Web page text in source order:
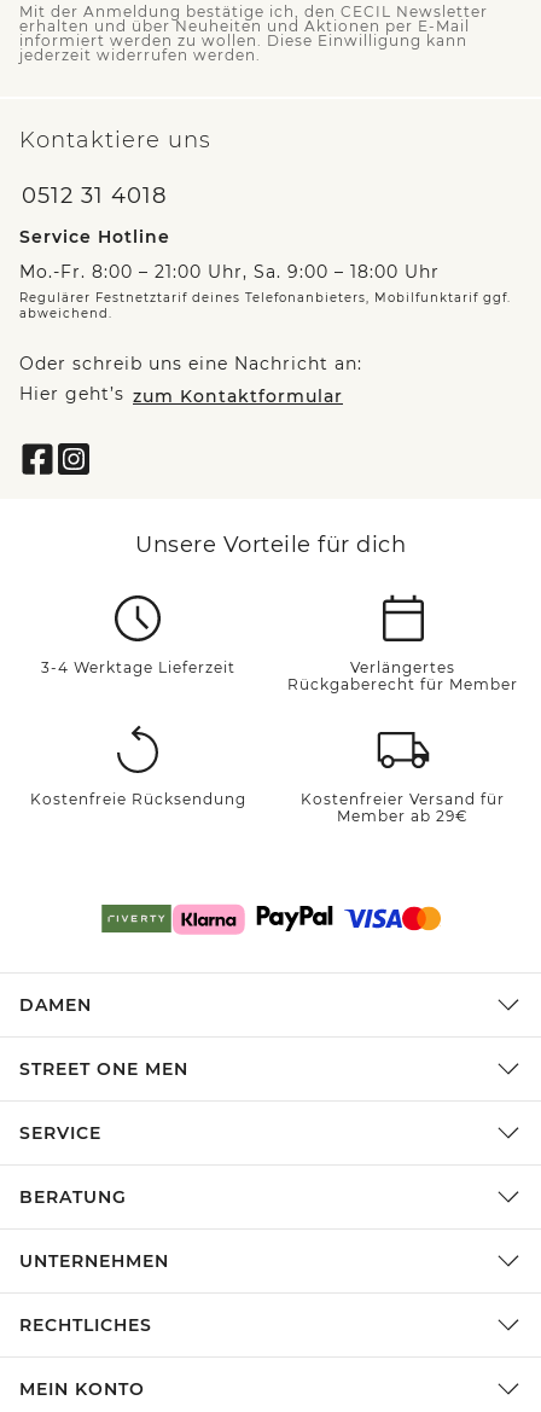
Mit der Anmeldung bestätige ich, den CECIL Newsletter
erhalten und über Neuheiten und Aktionen per E-Mail
informiert werden zu wollen. Diese Einwilligung kann
jederzeit widerrufen werden.
Kontaktiere uns
0512 31 4018
Service Hotline
Mo.-Fr. 8:00 – 21:00 Uhr, Sa. 9:00 – 18:00 Uhr
Regulärer Festnetztarif deines Telefonanbieters, Mobilfunktarif ggf.
abweichend.
Oder schreib uns eine Nachricht an:
Hier geht’s zum Kontaktformular
Unsere Vorteile für dich
3-4 Werktage Lieferzeit
Verlängertes
Rückgaberecht für Member
Kostenfreie Rücksendung
Kostenfreier Versand für
Member ab 29€
DAMEN
STREET ONE MEN
SERVICE
BERATUNG
UNTERNEHMEN
RECHTLICHES
MEIN KONTO